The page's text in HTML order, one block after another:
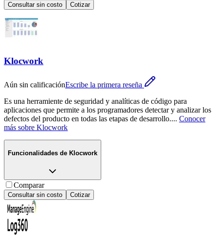
Consultar sin costo Cotizar
Klocwork
Aún sin calificaciónEscribe la primera reseña
Es una herramiente de seguridad y analíticas de código para
aplicaciones que permite a los programadores detectar y analizar los
defectos del producto en todas las etapas de desarrollo.... Conocer
más sobre Klocwork
Funcionalidades de Klocwork
Comparar
Consultar sin costo Cotizar